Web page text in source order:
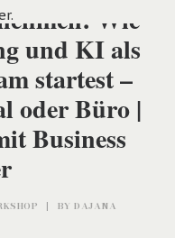
Wie
und KI als
startest –
oder Büro |
Business
| BY DAJANA